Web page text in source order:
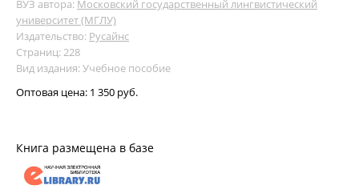
ВУЗ автора: Московский государственный лингвистический
университет (МГЛУ)
Издательство: Русайнс
Страниц: 228
Вид издания: Учебное пособие
Оптовая цена: 1 350 руб.
Книга размещена в базе